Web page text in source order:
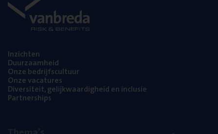
Inzich­ten
Duur­zaam­heid
Onze bedrijfs­cul­tuur
Onze vaca­tu­res
Diver­si­teit, gelijk­waar­dig­heid en inclusie
Part­ner­ships